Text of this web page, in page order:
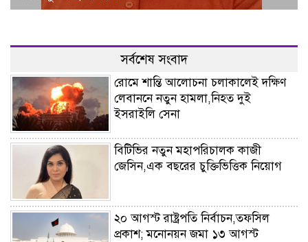
সর্বশেষ সংবাদ
রোমে শান্তি আলোচনা চলাকালেই দক্ষিণ
লেবাননে নতুন হামলা,নিহত দুই
ইসরাইলি সেনা
বিটিভির নতুন মহাপরিচালক কাজী
জেসিন,এক বছরের চুক্তিভিত্তিক নিয়োগ
২০ আগস্ট রাষ্ট্রপতি নির্বাচন,তফসিল
প্রকাশ; মনোনয়ন জমা ১৩ আগস্ট